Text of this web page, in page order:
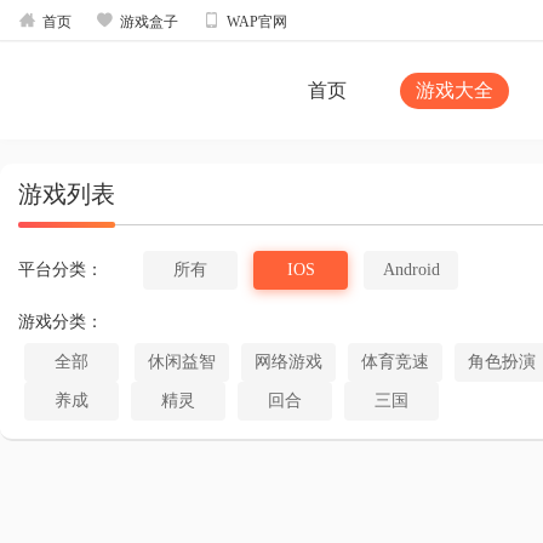
 首页  游戏盒子  WAP官网
首页 游戏大全
游戏列表
平台分类： 所有 IOS Android
游戏分类：
全部 休闲益智 网络游戏 体育竞速 角色扮演
养成 精灵 回合 三国